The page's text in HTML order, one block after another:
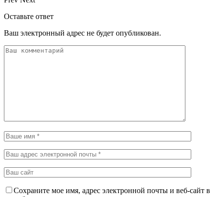
Оставьте ответ
Ваш электронный адрес не будет опубликован.
Сохраните мое имя, адрес электронной почты и веб-сайт в